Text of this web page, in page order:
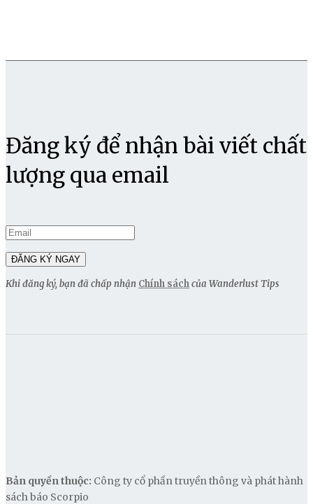
Đăng ký để nhận bài viết chất
lượng qua email
Khi đăng ký, bạn đã chấp nhận Chính sáchcủa Wanderlust Tips
Bản quyền thuộc: Công ty cổ phần truyền thông và phát hành
sách báo Scorpio